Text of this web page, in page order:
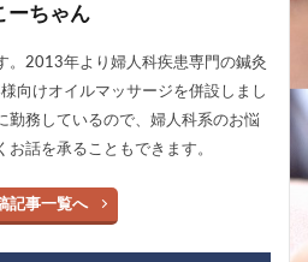
ーちゃん
。2013年より婦人科疾患専門の鍼灸
向けオイルマッサージを併設しまし
勤務しているので、婦人科系のお悩
話を承ることもできます。
記事一覧へ